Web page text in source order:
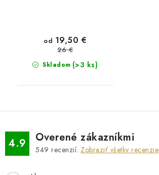
Skladom (>3 ks)
od 19,50 €
26 €
4.9 Overené zákazníkmi
549 recenzií. Zobraziť všetky recenzie